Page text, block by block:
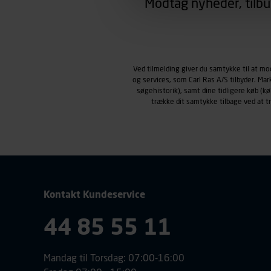
region, du befinder dig i.
klikkes på, sider/indhold der
smartphone mv.) samt de
Vi henviser endvidere til
Modtag nyheder,
Ved tilmelding giver du samtykke til at
og services, som Carl Ras A/S tilbyder.
søgehistorik), samt dine tidligere køb
trække dit samtykke tilbage ved at
Kontakt Kundeservice
44 85 55 11
Mandag til Torsdag: 07:00-16:00